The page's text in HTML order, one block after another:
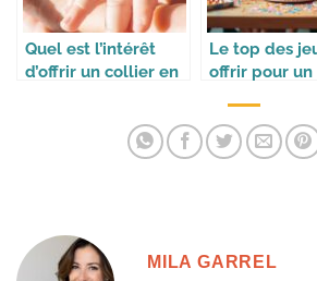
Quel est l’intérêt
d’offrir un collier en
Le top des
offrir pour un
MILA GARREL